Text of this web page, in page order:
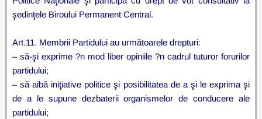
şedinţele Biroului Permanent Central.
Art.11. Membrii Partidului au următoarele drepturi:
– să-şi exprime ?n mod liber opiniile ?n cadrul tuturor forurilor
partidului;
– să aibă iniţiative politice şi posibilitatea de a şi le exprima şi
de a le supune dezbaterii organismelor de conducere ale
partidului;